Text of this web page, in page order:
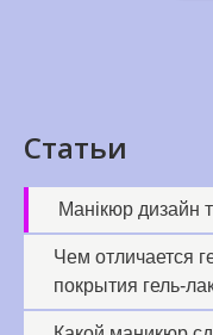
Статьи
Манікюр дизайн
Чем отличается
покрытия гель-